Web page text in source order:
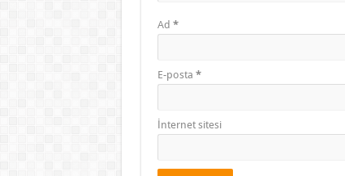
Ad *
E-posta *
İnternet sitesi